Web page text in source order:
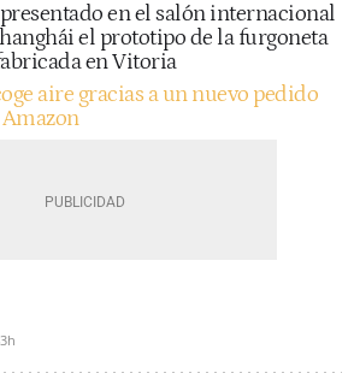
en el salón internacional
el prototipo de la furgoneta
en Vitoria
aire gracias a un nuevo pedido